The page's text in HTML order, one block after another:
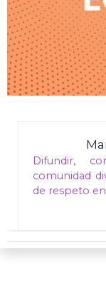
Difundir,
comunidad
de respeto